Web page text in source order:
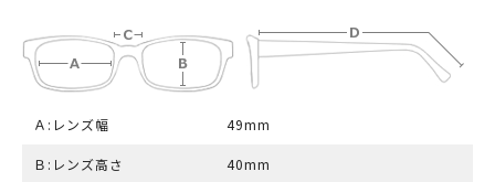
Ａ:レンズ幅 49mm
Ｂ:レンズ高さ 40mm